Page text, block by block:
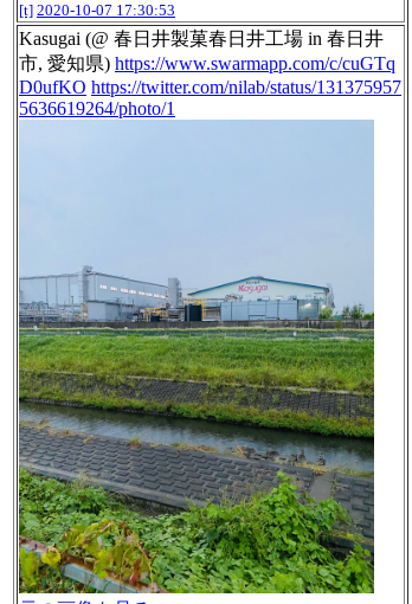
[t] 2020-10-07 17:30:53
Kasugai (@ 春日井製菓春日井工場 in 春日井
市, 愛知県) https://www.swarmapp.com/c/cuGTq
D0ufKO https://twitter.com/nilab/status/131375957
5636619264/photo/1